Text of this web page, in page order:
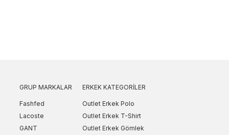
GRUP MARKALAR
Fashfed
Lacoste
GANT
ERKEK KATEGORILER
Outlet Erkek Polo
Outlet Erkek T-Shirt
Outlet Erkek Gömlek